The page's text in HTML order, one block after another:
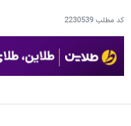
کد مطلب2230539